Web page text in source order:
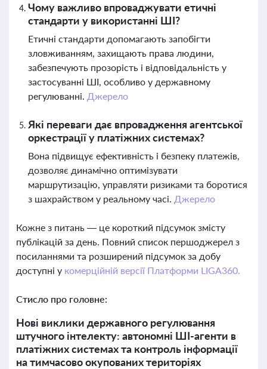
Чому важливо впроваджувати етичні
стандарти у використанні ШІ?
Етичні стандарти допомагають запобігти
зловживанням, захищають права людини,
забезпечують прозорість і відповідальність у
застосуванні ШІ, особливо у державному
регулюванні. Джерело
Які переваги дає впровадження агентської
оркестрації у платіжних системах?
Вона підвищує ефективність і безпеку платежів,
дозволяє динамічно оптимізувати
маршрутизацію, управляти ризиками та боротися
з шахрайством у реальному часі. Джерело
Кожне з питань — це короткий підсумок змісту
публікацій за день. Повний список першоджерел з
посиланнями та розширений підсумок за добу
доступні у комерційній версії Платформи LIGA360.
Стисло про головне:
Нові виклики державного регулювання
штучного інтелекту: автономні ШІ-агенти в
платіжних системах та контроль інформації
на тимчасово окупованих територіях